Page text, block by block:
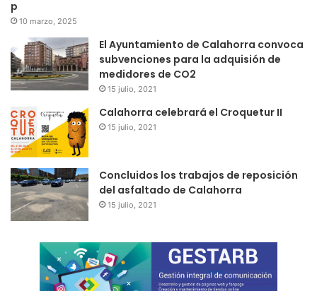
p
10 marzo, 2025
El Ayuntamiento de Calahorra convoca
subvenciones para la adquisión de
medidores de CO2
15 julio, 2021
Calahorra celebrará el Croquetur II
15 julio, 2021
Concluidos los trabajos de reposición
del asfaltado de Calahorra
15 julio, 2021